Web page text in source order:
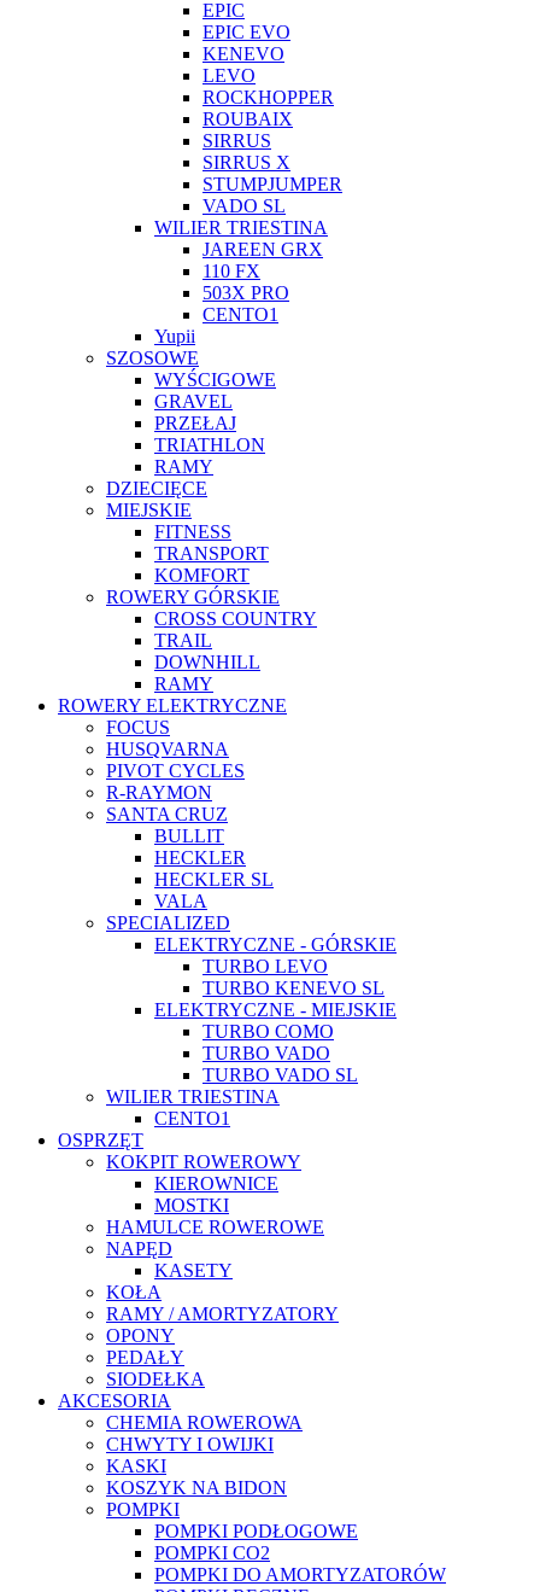
EPIC
EPIC EVO
KENEVO
LEVO
ROCKHOPPER
ROUBAIX
SIRRUS
SIRRUS X
STUMPJUMPER
VADO SL
WILIER TRIESTINA
JAREEN GRX
110 FX
503X PRO
CENTO1
Yupii
SZOSOWE
WYŚCIGOWE
GRAVEL
PRZEŁAJ
TRIATHLON
RAMY
DZIECIĘCE
MIEJSKIE
FITNESS
TRANSPORT
KOMFORT
ROWERY GÓRSKIE
CROSS COUNTRY
TRAIL
DOWNHILL
RAMY
ROWERY ELEKTRYCZNE
FOCUS
HUSQVARNA
PIVOT CYCLES
R-RAYMON
SANTA CRUZ
BULLIT
HECKLER
HECKLER SL
VALA
SPECIALIZED
ELEKTRYCZNE - GÓRSKIE
TURBO LEVO
TURBO KENEVO SL
ELEKTRYCZNE - MIEJSKIE
TURBO COMO
TURBO VADO
TURBO VADO SL
WILIER TRIESTINA
CENTO1
OSPRZĘT
KOKPIT ROWEROWY
KIEROWNICE
MOSTKI
HAMULCE ROWEROWE
NAPĘD
KASETY
KOŁA
RAMY / AMORTYZATORY
OPONY
PEDAŁY
SIODEŁKA
AKCESORIA
CHEMIA ROWEROWA
CHWYTY I OWIJKI
KASKI
KOSZYK NA BIDON
POMPKI
POMPKI PODŁOGOWE
POMPKI CO2
POMPKI DO AMORTYZATORÓW